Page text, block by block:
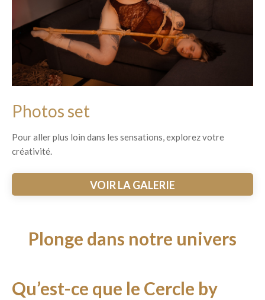
Photos set
Pour aller plus loin dans les sensations, explorez votre
créativité.
VOIR LA GALERIE
Plonge dans notre univers
Qu’est-ce que le Cercle by